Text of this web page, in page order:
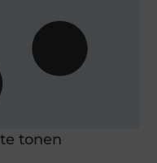
tonen